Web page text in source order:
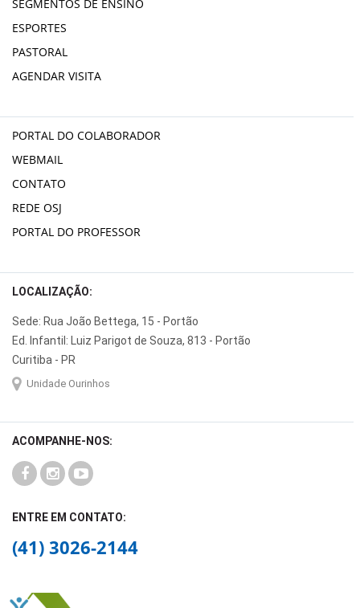
SEGMENTOS DE ENSINO
ESPORTES
PASTORAL
AGENDAR VISITA
PORTAL DO COLABORADOR
WEBMAIL
CONTATO
REDE OSJ
PORTAL DO PROFESSOR
LOCALIZAÇÃO:
Sede: Rua João Bettega, 15 - Portão
Ed. Infantil: Luiz Parigot de Souza, 813 - Portão
Curitiba - PR
Unidade Ourinhos
ACOMPANHE-NOS:
ENTRE EM CONTATO:
(41) 3026-2144